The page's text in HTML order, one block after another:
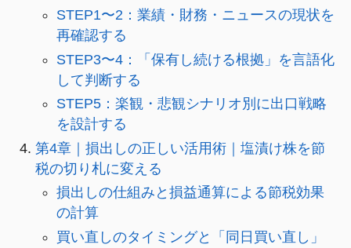
STEP1〜2：業績・財務・ニュースの現状を
再確認する
STEP3〜4：「保有し続ける根拠」を言語化
して判断する
STEP5：楽観・悲観シナリオ別に出口戦略
を設計する
第4章｜損出しの正しい活用術｜塩漬け株を節
税の切り札に変える
損出しの仕組みと損益通算による節税効果
の計算
買い直しのタイミングと「同日買い直し」